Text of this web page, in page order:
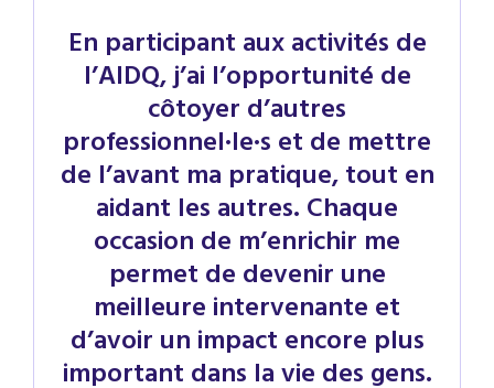
En participant aux activités de
l’AIDQ, j’ai l’opportunité de
côtoyer d’autres
professionnel·le·s et de mettre
de l’avant ma pratique, tout en
aidant les autres. Chaque
occasion de m’enrichir me
permet de devenir une
meilleure intervenante et
d’avoir un impact encore plus
important dans la vie des gens.